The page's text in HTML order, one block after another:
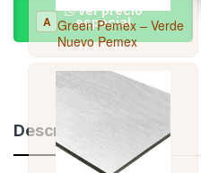
ver precio
especial
Descripción